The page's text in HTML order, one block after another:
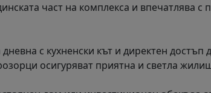
част на комплекса и впечатлява с
с кухненски кът и директен достъп
осигуряват приятна и светла